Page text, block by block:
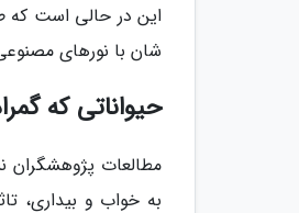
این در حالی است که
شان با نورهای مصنوعی
حیواناتی که
مطالعات پژوهشگران
به خواب و بیداری،